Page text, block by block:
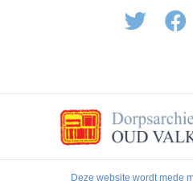
Deze website wordt mede